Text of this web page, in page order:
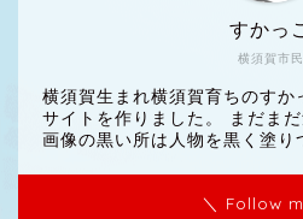
横須賀市民
すかっ
横須賀生まれ横須賀育ちのす
サイトを作りました。 まだま
画像の黒い所は人物を黒く塗り
＼ Follow